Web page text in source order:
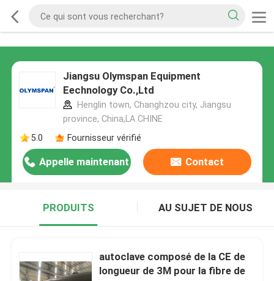
Jiangsu Olymspan Equipment
Eechnology Co.,Ltd
Henglin town, Changhzou city, Jiangsu
province, China,LA CHINE
5.0
Fournisseur vérifié
Appelle maintenant Contact
PRODUITS AU SUJET DE NOUS
autoclave composé de la CE de
longueur de 3M pour la fibre de